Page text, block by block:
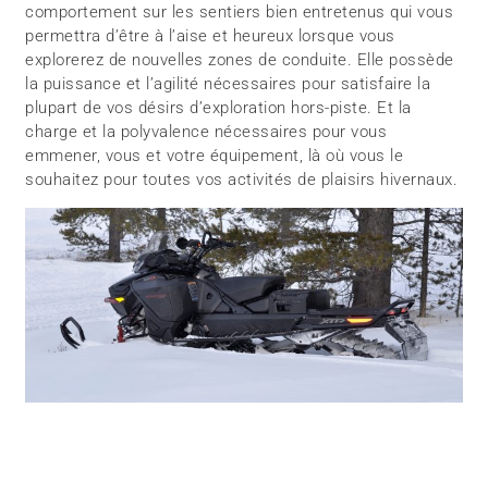
comportement sur les sentiers bien entretenus qui vous
permettra d’être à l’aise et heureux lorsque vous
explorerez de nouvelles zones de conduite. Elle possède
la puissance et l’agilité nécessaires pour satisfaire la
plupart de vos désirs d’exploration hors-piste. Et la
charge et la polyvalence nécessaires pour vous
emmener, vous et votre équipement, là où vous le
souhaitez pour toutes vos activités de plaisirs hivernaux.